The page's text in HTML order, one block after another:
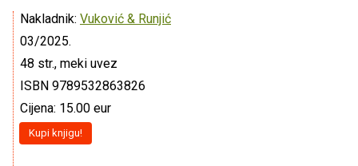
Nakladnik: Vuković & Runjić
03/2025.
48 str., meki uvez
ISBN 9789532863826
Cijena: 15.00 eur
Kupi knjigu!